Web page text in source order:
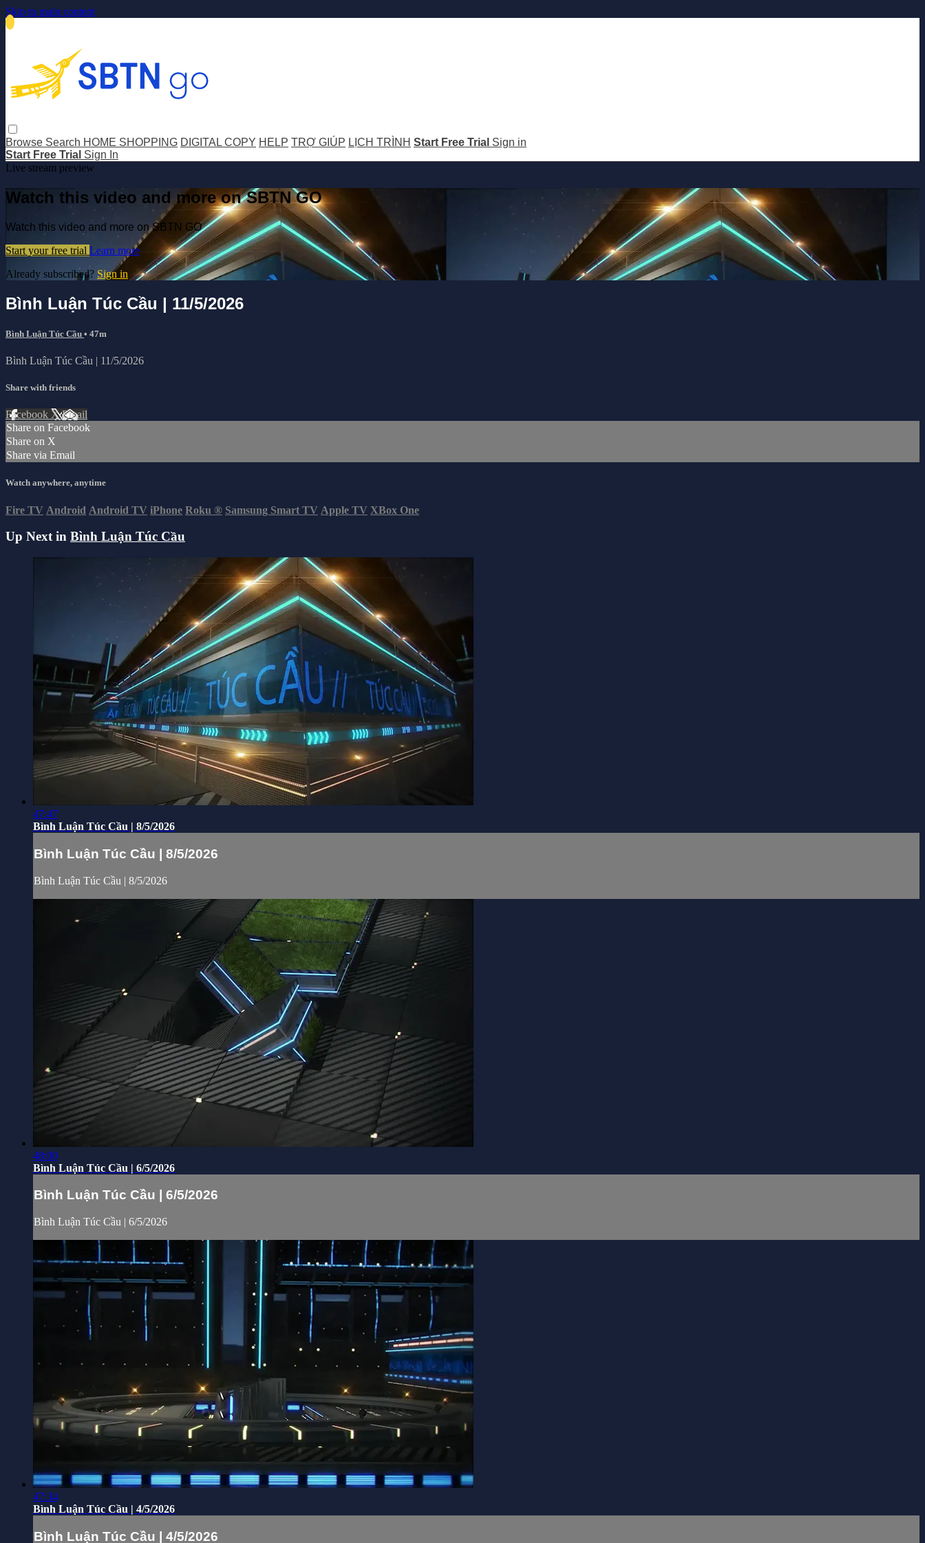
Skip to main content
Browse Search HOME SHOPPING DIGITAL COPY HELP TRỢ GIÚP LỊCH TRÌNH Start Free Trial Sign in
Start Free Trial Sign In
Live stream preview
Watch this video and more on SBTN GO
Watch this video and more on SBTN GO
Start your free trial Learn more
Already subscribed? Sign in
Bình Luận Túc Cầu | 11/5/2026
Bình Luận Túc Cầu • 47m
Bình Luận Túc Cầu | 11/5/2026
Share with friends
Facebook XEmail
Share on Facebook
Share on X
Share via Email
Watch anywhere, anytime
Fire TV Android Android TV iPhone Roku ® Samsung Smart TV Apple TV XBox One
Up Next in Bình Luận Túc Cầu
47:47
Bình Luận Túc Cầu | 8/5/2026
Bình Luận Túc Cầu | 8/5/2026
Bình Luận Túc Cầu | 8/5/2026
48:00
Bình Luận Túc Cầu | 6/5/2026
Bình Luận Túc Cầu | 6/5/2026
Bình Luận Túc Cầu | 6/5/2026
47:34
Bình Luận Túc Cầu | 4/5/2026
Bình Luận Túc Cầu | 4/5/2026